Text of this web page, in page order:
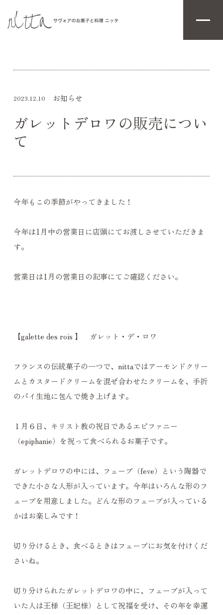
2023.12.10 お知らせ
ガレットデロワの販売につい
て
今年もこの季節がやってきました！
今年は1月中の営業日に店頭にてお渡しさせていただきま
す。
営業日は1月の営業日の記事にてご確認ください。
【galette des rois 】 ガレット・デ・ロワ
フランスの伝統菓子の一つで、nittaではアーモンドクリー
ムとカスタードクリームを混ぜ合わせたクリームを、手折
のパイ生地に包んで焼き上げます。
１月６日、キリスト教の祝日であるエピファニー
（epiphanie）を祝って食べられるお菓子です。
ガレットデロワの中には、フェーブ（feve）という陶器で
できた小さな人形が入っています。今年はいろんな形のフ
ェーブを用意しました。どんな形のフェーブが入っている
かはお楽しみです！
切り分けるとき、食べるときはフェーブにお気を付けくだ
さいね。
切り分けられたガレットデロワの中に、フェーブが入って
いた人は王様（王妃様）として祝福を受け、その年を幸運